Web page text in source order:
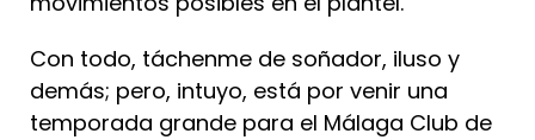
Con todo, táchenme de soñador, iluso y
demás; pero, intuyo, está por venir una
temporada grande para el Málaga Club de